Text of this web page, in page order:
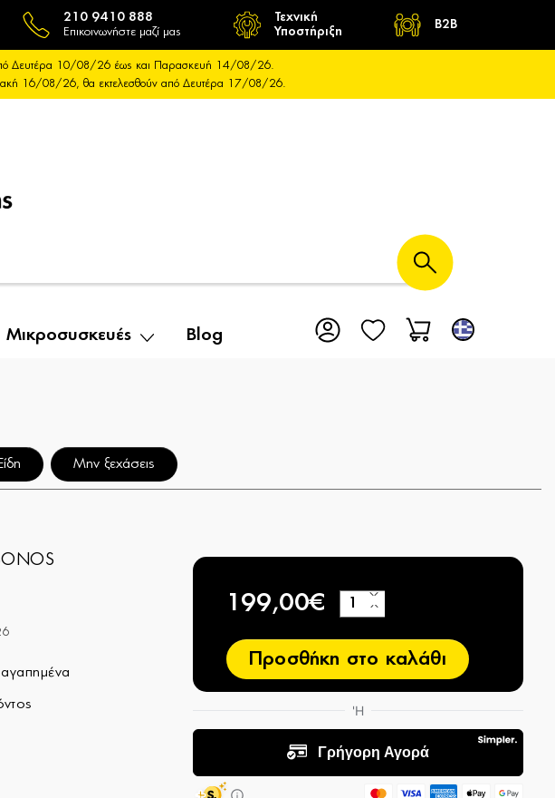
210 9410 888
Επικοινωνήστε μαζί μας
Τεχνική
Υποστήριξη
B2B
από Δευτέρα 10/08/26 έως και Παρασκευή 14/08/26.
16/08/26, θα εκτελεσθούν από Δευτέρα 17/08/26.
Μικροσυσκευές Blog
Μην ξεχάσεις
199,00€ −
+
Προσθήκη στο καλάθι